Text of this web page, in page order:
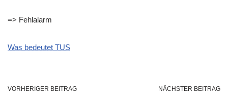
=> Fehlalarm
Was bedeutet TUS
VORHERIGER BEITRAG NÄCHSTER BEITRAG